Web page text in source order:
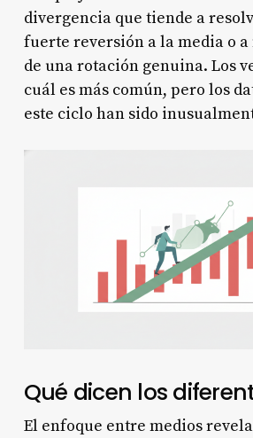
divergencia que tiende a
fuerte reversión a la media o
de una rotación genuina. Los
cuál es más común, pero los
este ciclo han sido
Qué dicen los
El enfoque entre medios